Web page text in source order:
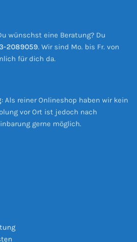
wünschst eine Beratung? Du
2089059. Wir sind Mo. bis Fr. von
für dich da.
: Als reiner Onlineshop haben wir kein
vor Ort ist jedoch nach
gerne möglich.